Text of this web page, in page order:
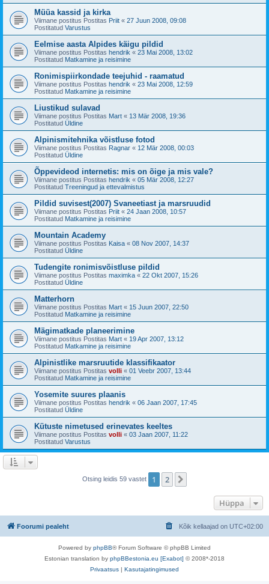
Müüa kassid ja kirka
Viimane postitus Postitas Priit « 27 Juun 2008, 09:08
Postitatud Varustus
Eelmise aasta Alpides käigu pildid
Viimane postitus Postitas hendrik « 23 Mai 2008, 13:02
Postitatud Matkamine ja reisimine
Ronimispiirkondade teejuhid - raamatud
Viimane postitus Postitas hendrik « 23 Mai 2008, 12:59
Postitatud Matkamine ja reisimine
Liustikud sulavad
Viimane postitus Postitas Mart « 13 Mär 2008, 19:36
Postitatud Üldine
Alpinismitehnika võistluse fotod
Viimane postitus Postitas Ragnar « 12 Mär 2008, 00:03
Postitatud Üldine
Õppevideod internetis: mis on õige ja mis vale?
Viimane postitus Postitas hendrik « 05 Mär 2008, 12:27
Postitatud Treeningud ja ettevalmistus
Pildid suvisest(2007) Svaneetiast ja marsruudid
Viimane postitus Postitas Priit « 24 Jaan 2008, 10:57
Postitatud Matkamine ja reisimine
Mountain Academy
Viimane postitus Postitas Kaisa « 08 Nov 2007, 14:37
Postitatud Üldine
Tudengite ronimisvõistluse pildid
Viimane postitus Postitas maximka « 22 Okt 2007, 15:26
Postitatud Üldine
Matterhorn
Viimane postitus Postitas Mart « 15 Juun 2007, 22:50
Postitatud Matkamine ja reisimine
Mägimatkade planeerimine
Viimane postitus Postitas Mart « 19 Apr 2007, 13:12
Postitatud Matkamine ja reisimine
Alpinistlike marsruutide klassifikaator
Viimane postitus Postitas volli « 01 Veebr 2007, 13:44
Postitatud Matkamine ja reisimine
Yosemite suures plaanis
Viimane postitus Postitas hendrik « 06 Jaan 2007, 17:45
Postitatud Üldine
Kütuste nimetused erinevates keeltes
Viimane postitus Postitas volli « 03 Jaan 2007, 11:22
Postitatud Varustus
Otsing leidis 59 vastet 1 2
Hüppa
Foorumi pealeht Kõik kellaajad on UTC+02:00
Powered by phpBB® Forum Software © phpBB Limited
Estonian translation by phpBBestonia.eu [Exabot] © 2008*-2018
Privaatsus | Kasutajatingimused